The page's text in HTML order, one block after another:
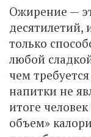
Ожирение —
десятилетий,
только
любой
чем
напитки не
итоге
объем»